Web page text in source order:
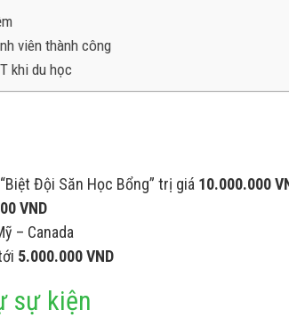
viên thành công
khi du học
Đội Săn Học Bổng” trị giá 10.000.000
VND
– Canada
5.000.000 VND
sự kiện